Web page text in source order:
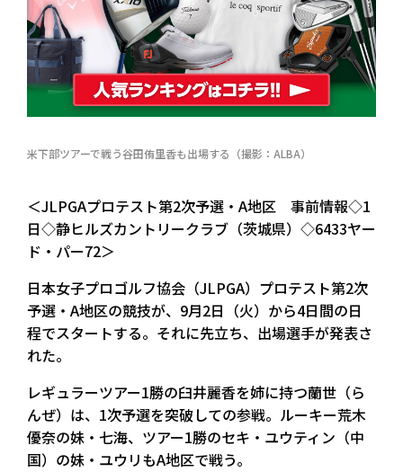
米下部ツアーで戦う谷田侑里香も出場する（撮影：ALBA）
＜JLPGAプロテスト第2次予選・A地区 事前情報◇1
日◇静ヒルズカントリークラブ（茨城県）◇6433ヤー
ド・パー72＞
日本女子プロゴルフ協会（JLPGA）プロテスト第2次
予選・A地区の競技が、9月2日（火）から4日間の日
程でスタートする。それに先立ち、出場選手が発表さ
れた。
レギュラーツアー1勝の臼井麗香を姉に持つ蘭世（ら
んぜ）は、1次予選を突破しての参戦。ルーキー荒木
優奈の妹・七海、ツアー1勝のセキ・ユウティン（中
国）の妹・ユウリもA地区で戦う。